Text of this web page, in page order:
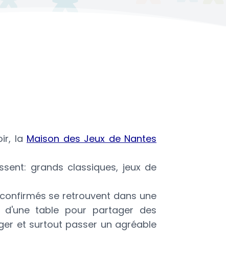
la Maison des Jeux de Nantes
grands classiques, jeux de
se retrouvent dans une
d'une table pour partager des
et surtout passer un agréable